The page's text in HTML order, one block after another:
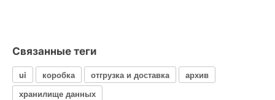
Связанные теги
ui коробка отгрузка и доставка
архив
хранилище данных